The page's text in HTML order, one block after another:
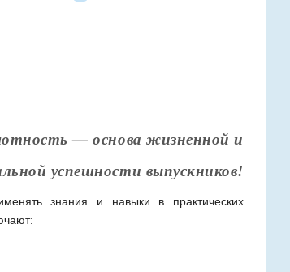
— основа жизненной и
успешности выпускников!
знания и навыки в практических